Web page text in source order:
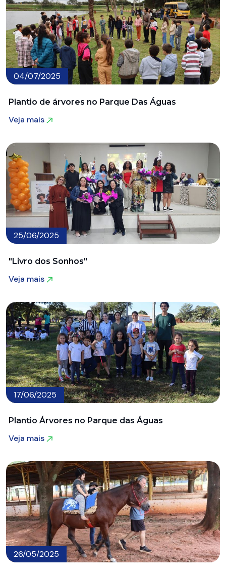
04/07/2025
Plantio de árvores no Parque Das Águas
Veja mais
25/06/2025
"Livro dos Sonhos"
Veja mais
17/06/2025
Plantio Árvores no Parque das Águas
Veja mais
26/05/2025